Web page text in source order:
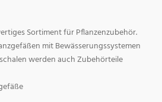
Sortiment für Pflanzenzubehör.
mit Bewässerungssystemen
werden auch Zubehörteile